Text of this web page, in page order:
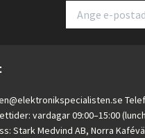
vardagar 09:00–15:00
Stark Medvind AB, Norra